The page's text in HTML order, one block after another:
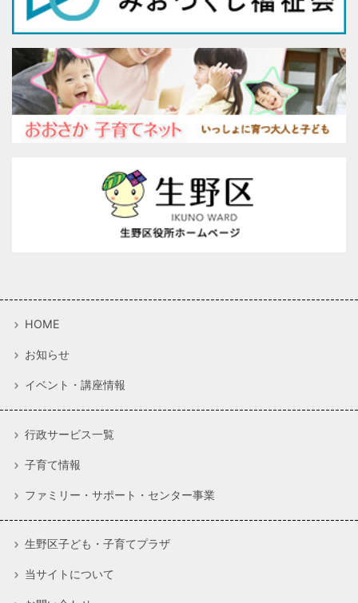
HOME
お知らせ
イベント・講座情報
行政サービス一覧
子育て情報
ファミリー・サポート・センター事業
生野区子ども・子育てプラザ
当サイトについて